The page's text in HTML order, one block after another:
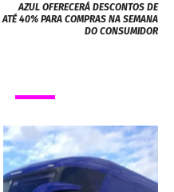
AZUL OFERECERÁ DESCONTOS DE
ATÉ 40% PARA COMPRAS NA SEMANA
DO CONSUMIDOR